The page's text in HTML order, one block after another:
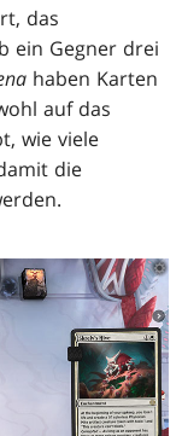
das
ein Gegner drei
haben Karten
auf das
wie viele
die